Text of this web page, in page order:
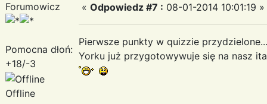
Forumowicz
Pomocna dłoń:
+18/-3
Offline
« Odpowiedz #7 : 08-01-2014 10:01:19 »
Pierwsze punkty w quizzie
Yorku już przygotowywuje się na nasz